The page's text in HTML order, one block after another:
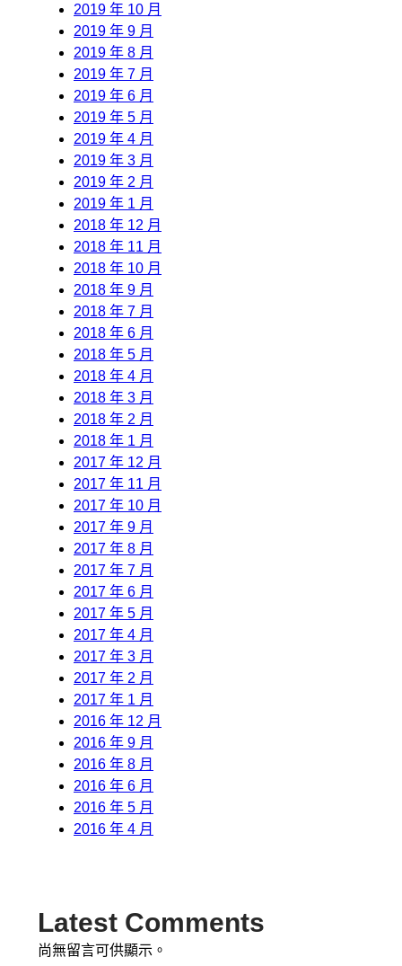
2019 年 10 月
2019 年 9 月
2019 年 8 月
2019 年 7 月
2019 年 6 月
2019 年 5 月
2019 年 4 月
2019 年 3 月
2019 年 2 月
2019 年 1 月
2018 年 12 月
2018 年 11 月
2018 年 10 月
2018 年 9 月
2018 年 7 月
2018 年 6 月
2018 年 5 月
2018 年 4 月
2018 年 3 月
2018 年 2 月
2018 年 1 月
2017 年 12 月
2017 年 11 月
2017 年 10 月
2017 年 9 月
2017 年 8 月
2017 年 7 月
2017 年 6 月
2017 年 5 月
2017 年 4 月
2017 年 3 月
2017 年 2 月
2017 年 1 月
2016 年 12 月
2016 年 9 月
2016 年 8 月
2016 年 6 月
2016 年 5 月
2016 年 4 月
Latest Comments
尚無留言可供顯示。